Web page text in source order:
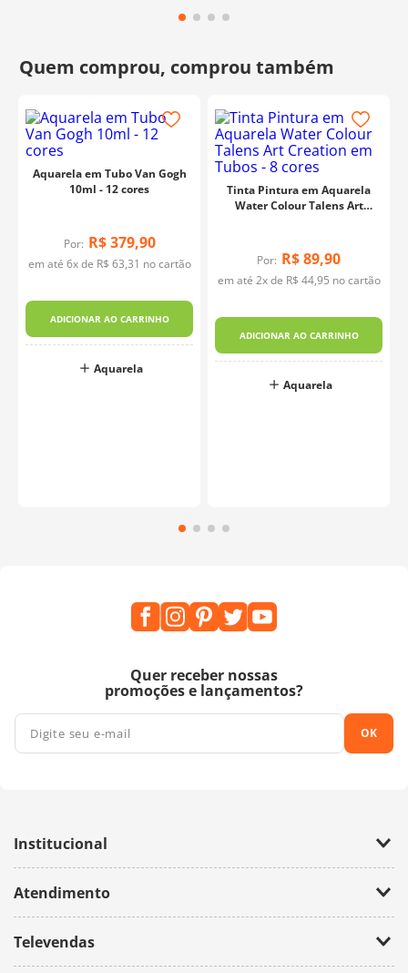
Aquarela em Tubo Van Gogh
10ml - 12 cores
Por: R$ 379,90
em até 6x de R$ 63,31 no cartão
ADICIONAR AO CARRINHO
Aquarela
Tinta Pintura em Aquarela
Water Colour Talens Art
Por: R$89,90
em até 2x de R$ 44,95 no cartão
ADICIONAR AO CARRINHO
Aquarela
Quer receber nossas
promoções e lançamentos?
OK
Institucional
Trabalhe Conosco
Política de Privacidade
Atendimento
Televendas